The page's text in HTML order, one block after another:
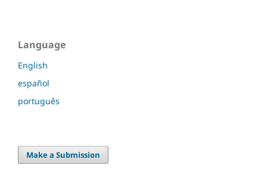
Language
English
español
português
Make a Submission